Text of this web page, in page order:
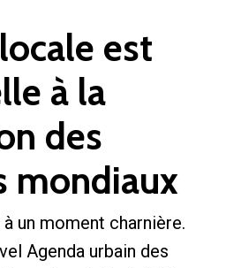
est
à la
des
mondiaux
un moment charnière.
Agenda urbain des